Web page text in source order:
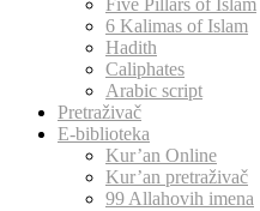
Five Pillars of Islam
6 Kalimas of Islam
Hadith
Caliphates
Arabic script
Pretraživač
E-biblioteka
Kur’an Online
Kur’an pretraživač
99 Allahovih imena